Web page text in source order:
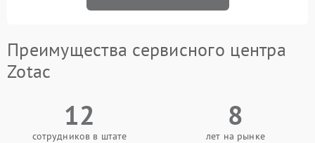
Преимущества сервисного центра
Zotac
12
сотрудников в штате
8
лет на рынке